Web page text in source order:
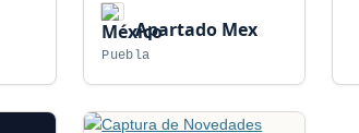
Apartado Mex
Puebla